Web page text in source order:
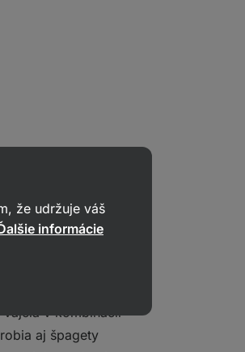
minút, nasledujúcich
pomerne náročnú
v kombinácii
aj špagety
že udržuje váš
informácie